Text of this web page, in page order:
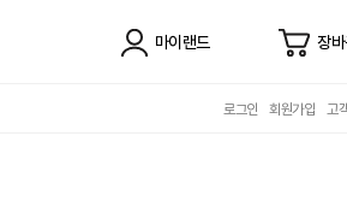
마이랜드 장
로그인 회원가입 고